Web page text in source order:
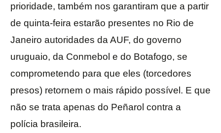
prioridade, também nos garantiram que a partir
de quinta-feira estarão presentes no Rio de
Janeiro autoridades da AUF, do governo
uruguaio, da Conmebol e do Botafogo, se
comprometendo para que eles (torcedores
presos) retornem o mais rápido possível. E que
não se trata apenas do Peñarol contra a
polícia brasileira.